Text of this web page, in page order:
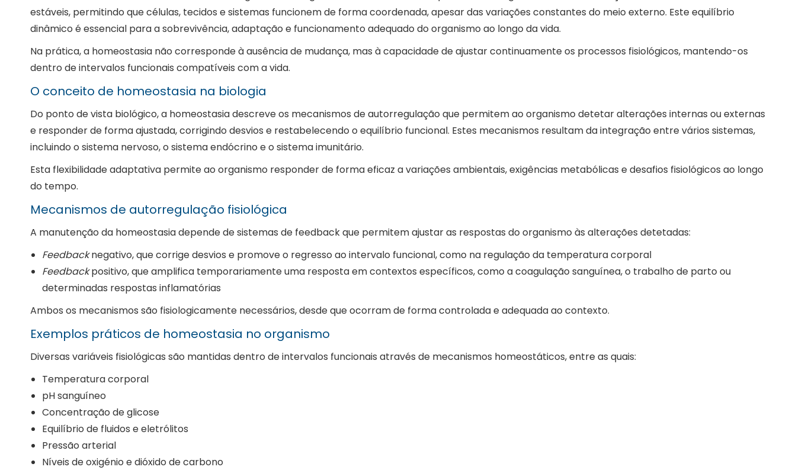
estáveis, permitindo que células, tecidos e sistemas funcionem de forma coordenada, apesar das variações constantes do meio externo. Este equilíbrio
dinâmico é essencial para a sobrevivência, adaptação e funcionamento adequado do organismo ao longo da vida.
Na prática, a homeostasia não corresponde à ausência de mudança, mas à capacidade de ajustar continuamente os processos fisiológicos, mantendo-os
dentro de intervalos funcionais compatíveis com a vida.
O conceito de homeostasia na biologia
Do ponto de vista biológico, a homeostasia descreve os mecanismos de autorregulação que permitem ao organismo detetar alterações internas ou externas
e responder de forma ajustada, corrigindo desvios e restabelecendo o equilíbrio funcional. Estes mecanismos resultam da integração entre vários sistemas,
incluindo o sistema nervoso, o sistema endócrino e o sistema imunitário.
Esta flexibilidade adaptativa permite ao organismo responder de forma eficaz a variações ambientais, exigências metabólicas e desafios fisiológicos ao longo
do tempo.
Mecanismos de autorregulação fisiológica
A manutenção da homeostasia depende de sistemas de feedback que permitem ajustar as respostas do organismo às alterações detetadas:
Feedbacknegativo, que corrige desvios e promove o regresso ao intervalo funcional, como na regulação da temperatura corporal
Feedbackpositivo, que amplifica temporariamente uma resposta em contextos específicos, como a coagulação sanguínea, o trabalho de parto ou
determinadas respostas inflamatórias
Ambos os mecanismos são fisiologicamente necessários, desde que ocorram de forma controlada e adequada ao contexto.
Exemplos práticos de homeostasia no organismo
Diversas variáveis fisiológicas são mantidas dentro de intervalos funcionais através de mecanismos homeostáticos, entre as quais:
Temperatura corporal
pH sanguíneo
Concentração de glicose
Equilíbrio de fluidos e eletrólitos
Pressão arterial
Níveis de oxigénio e dióxido de carbono